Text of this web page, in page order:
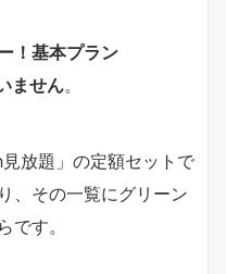
！基本プラン
ません。
放題」の定額セットで
、その一覧にグリーン
です。